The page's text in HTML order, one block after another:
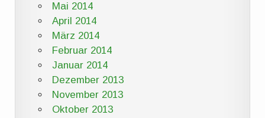
Mai 2014
April 2014
März 2014
Februar 2014
Januar 2014
Dezember 2013
November 2013
Oktober 2013